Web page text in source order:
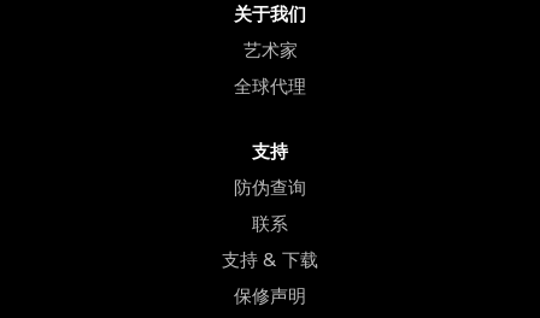
关于我们
艺术家
全球代理
支持
防伪查询
联系
支持 & 下载
保修声明